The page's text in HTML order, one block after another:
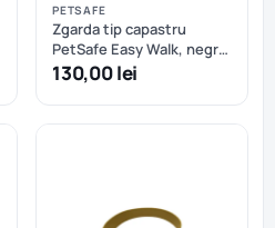
PETSAFE
Zgarda tip capastru
PetSafe Easy Walk, negru
- S
130,00 lei